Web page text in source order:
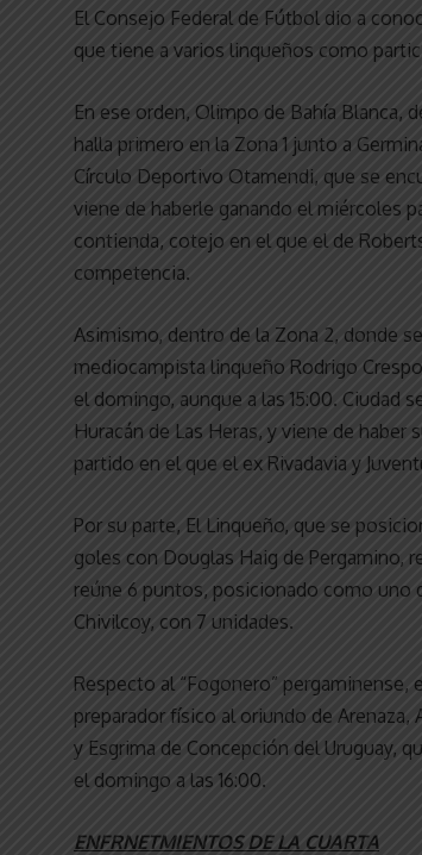
El Consejo Federal de Fútbol dio a
que tiene a varios linqueños como
En ese orden, Olimpo de Bahía Blanca,
halla primero en la Zona 1 junto a
Círculo Deportivo Otamendi, que se
viene de haberle ganando el miércoles
contienda, cotejo en el que el de
competencia.
Asimismo, dentro de la Zona 2, donde
mediocampista linqueño Rodrigo
el domingo, aunque a las 15:00.
Huracán de Las Heras, y viene de haber
partido en el que el ex Rivadavia y
Por su parte, El Linqueño, que se
goles con Douglas Haig de Pergamino,
reúne 6 puntos, posicionado como uno
Chivilcoy, con 7 unidades.
Respecto al “Fogonero”
preparador físico al oriundo de Arenaza,
y Esgrima de Concepción del Uruguay,
el domingo a las 16:00.
ENFRNETMIENTOS DE LA CUARTA